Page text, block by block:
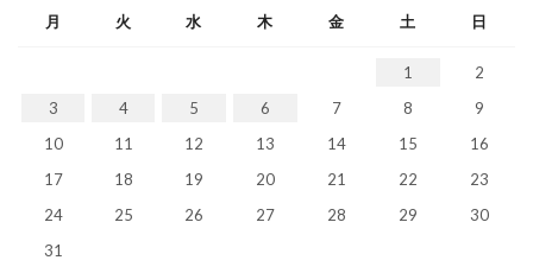
月 火 水 木 金 土 日
1
2
3
4 5 6 7 8
9
10
11 12 13 14 15
16
17
18 19 20 21 22
23
24
25 26 27 28 29
30
31